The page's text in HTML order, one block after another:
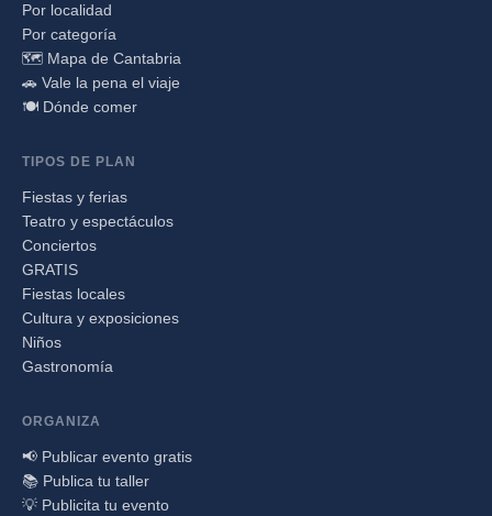
Por localidad
Por categoría
🗺️ Mapa de Cantabria
🚗 Vale la pena el viaje
🍽️ Dónde comer
TIPOS DE PLAN
Fiestas y ferias
Teatro y espectáculos
Conciertos
GRATIS
Fiestas locales
Cultura y exposiciones
Niños
Gastronomía
ORGANIZA
📢 Publicar evento gratis
📚 Publica tu taller
💡 Publicita tu evento